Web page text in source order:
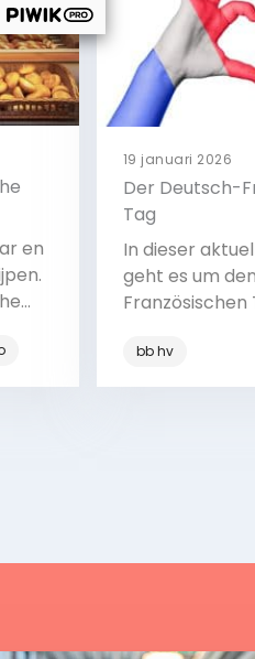
en
19 januari 2026
Der Deutsch-
Tag
In dieser
geht es um
Französischen
Thema, lest
dazu und hört
warum dieser
bb hv